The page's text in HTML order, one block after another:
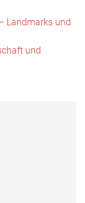
Landmarks und
und